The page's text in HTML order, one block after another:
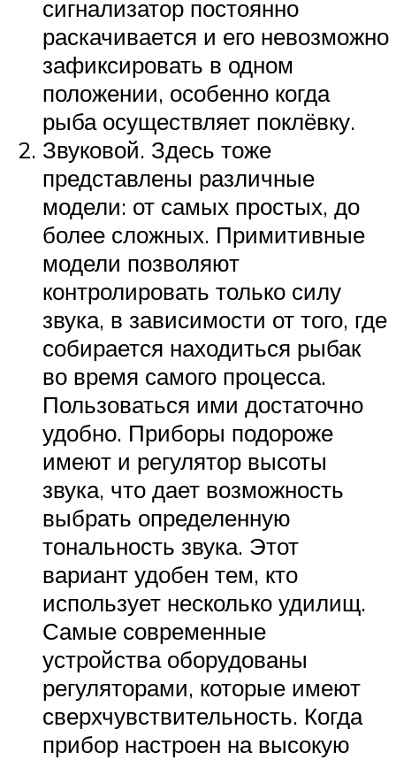
сигнализатор постоянно
раскачивается и его невозможно
зафиксировать в одном
положении, особенно когда
рыба осуществляет поклёвку.
Звуковой. Здесь тоже
представлены различные
модели: от самых простых, до
более сложных. Примитивные
модели позволяют
контролировать только силу
звука, в зависимости от того, где
собирается находиться рыбак
во время самого процесса.
Пользоваться ими достаточно
удобно. Приборы подороже
имеют и регулятор высоты
звука, что дает возможность
выбрать определенную
тональность звука. Этот
вариант удобен тем, кто
использует несколько удилищ.
Самые современные
устройства оборудованы
регуляторами, которые имеют
сверхчувствительность. Когда
прибор настроен на высокую